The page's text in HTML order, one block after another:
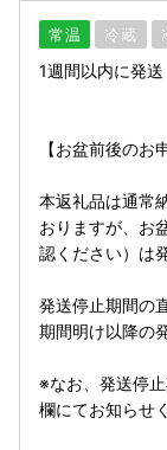
常温 冷蔵
1週間以内に発送
【お盆前後のお
本返礼品は通常
おりますが、お
認ください）は
発送停止期間の
期間明け以降の
※なお、発送停
欄にてお知らせ